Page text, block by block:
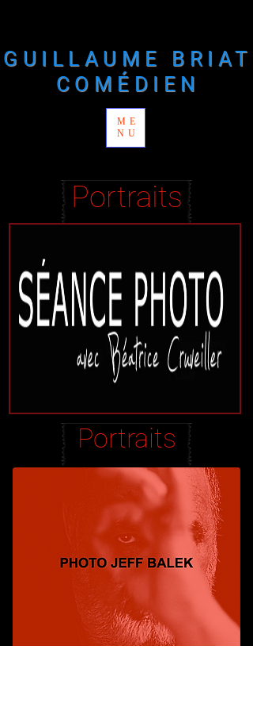
ME
NU
​GUILLAUME BRIAT
COMÉDIEN
Portraits
Portraits